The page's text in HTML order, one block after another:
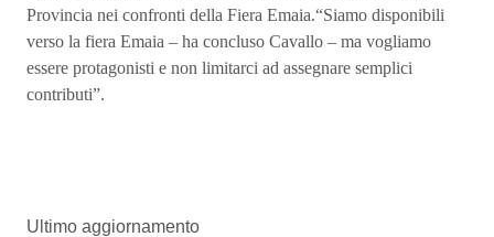
Provincia nei confronti della Fiera Emaia.“Siamo disponibili
verso la fiera Emaia – ha concluso Cavallo – ma vogliamo
essere protagonisti e non limitarci ad assegnare semplici
contributi”.
Ultimo aggiornamento